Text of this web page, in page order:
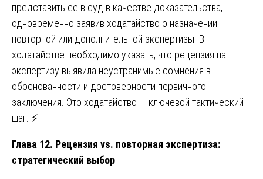
представить ее в суд в качестве доказательства,
одновременно заявив ходатайство о назначении
повторной или дополнительной экспертизы. В
ходатайстве необходимо указать, что рецензия на
экспертизу выявила неустранимые сомнения в
обоснованности и достоверности первичного
заключения. Это ходатайство — ключевой тактический
шаг. ⚡
Глава 12. Рецензия vs. повторная экспертиза:
стратегический выбор